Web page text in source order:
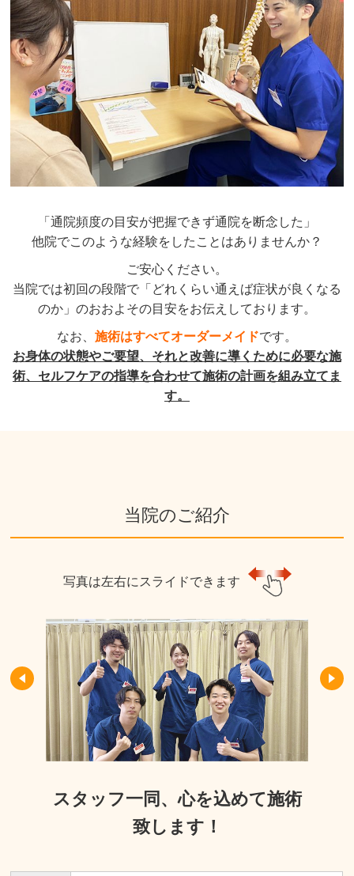
「通院頻度の目安が把握できず通院を断念した」
他院でこのような経験をしたことはありませんか？
ご安心ください。
当院では初回の段階で「どれくらい通えば症状が良くなる
のか」のおおよその目安をお伝えしております。
なお、 施術はすべてオーダーメイドです。
お身体の状態やご要望、それと改善に導くために必要な施
術、セルフケアの指導を合わせて施術の計画を組み立てま
す。
当院のご紹介
写真は左右にスライドできます
スタッフ一同、心を込めて施術
致します！